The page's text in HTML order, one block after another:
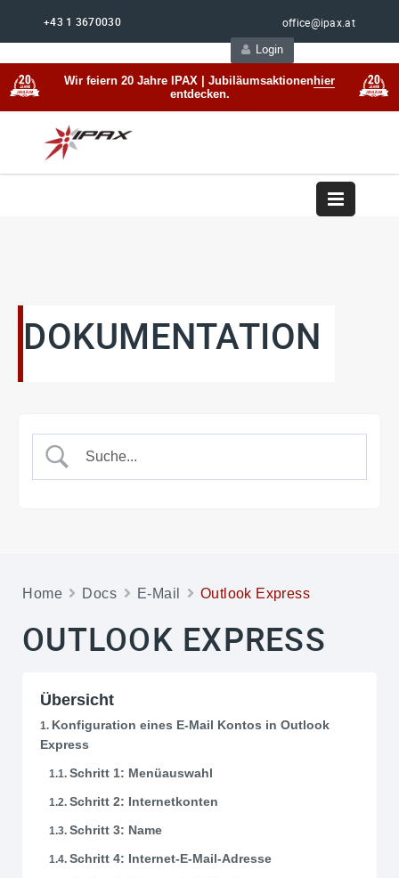
+43 1 3670030
office@ipax.at
Login
Wir feiern 20 Jahre IPAX | Jubiläumsaktionenhier
entdecken.
DOKUMENTATION
Home Docs E-Mail Outlook Express
OUTLOOK EXPRESS
Übersicht
Konfiguration eines E-Mail Kontos in Outlook
Express
Schritt 1: Menüauswahl
Schritt 2: Internetkonten
Schritt 3: Name
Schritt 4: Internet-E-Mail-Adresse